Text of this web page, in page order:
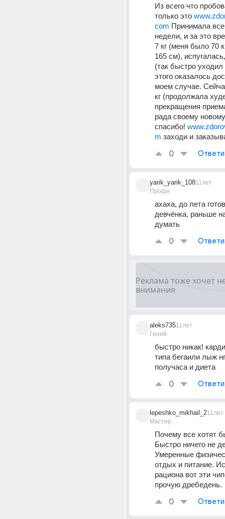
Из всего что
только это
com Принимала
недели, и за это
7 кг (меня было 70
165 см),
(так быстро
этого оказалось
моем случае.
кг (продолжала
прекращения
рада своему
спасибо!
m заходи и
0
yarik_yarik_108
Профи
11лет
ахаха, до лета
девчёнка, раньше
думать
0
aleks735
Гений
11лет
быстро никак!
типа бегаили лыж
получаса и диета
0
lepeshko_mikhail_2
Мастер
11лет
Почему все хотят
Быстро ничего не
Умеренные
отдых и питание.
рациона вот эти
прочую дребедень.
0